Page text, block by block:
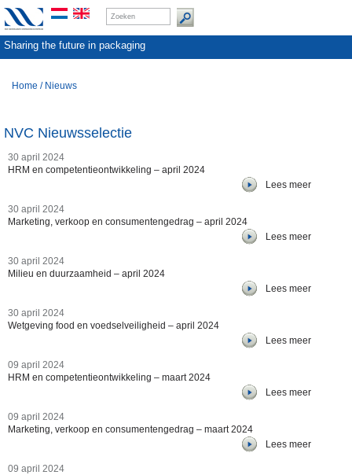
Sharing the future in packaging
Home / Nieuws
NVC Nieuwsselectie
30 april 2024
HRM en competentieontwikkeling – april 2024
Lees meer
30 april 2024
Marketing, verkoop en consumentengedrag – april 2024
Lees meer
30 april 2024
Milieu en duurzaamheid – april 2024
Lees meer
30 april 2024
Wetgeving food en voedselveiligheid – april 2024
Lees meer
09 april 2024
HRM en competentieontwikkeling – maart 2024
Lees meer
09 april 2024
Marketing, verkoop en consumentengedrag – maart 2024
Lees meer
09 april 2024